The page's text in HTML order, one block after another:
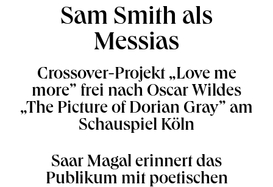
Sam Smith als
Messias
Crossover-Projekt „Love me
more” frei nach Oscar Wildes
„The Picture of Dorian Gray” am
Schauspiel Köln
Saar Magal erinnert das
Publikum mit poetischen